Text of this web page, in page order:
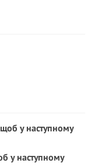
у наступному